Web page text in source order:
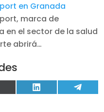
en Granada
marca de
en el sector de la salud
abrirá…
Compartir
LinkedIn